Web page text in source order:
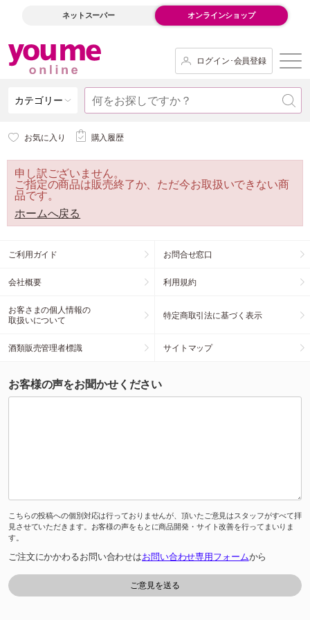
ネットスーパー オンラインショップ
ログイン･会員登録
カテゴリー
お気に入り 購入履歴
申し訳ございません。
ご指定の商品は販売終了か、ただ今お取扱いできない商
品です。
ホームへ戻る
ご利用ガイド お問合せ窓口
会社概要 利用規約
お客さまの個人情報の
取扱いについて
特定商取引法に基づく表示
酒類販売管理者標識 サイトマップ
お客様の声をお聞かせください
こちらの投稿への個別対応は行っておりませんが、頂いたご意見はスタッフがすべて拝
見させていただきます。お客様の声をもとに商品開発・サイト改善を行ってまいりま
す。
ご注文にかかわるお問い合わせはお問い合わせ専用フォームから